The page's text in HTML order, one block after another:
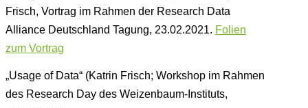
Frisch, Vortrag im Rahmen der Research Data
Alliance Deutschland Tagung, 23.02.2021. Folien
zum Vortrag
„Usage of Data“ (Katrin Frisch; Workshop im Rahmen
des Research Day des Weizenbaum-Instituts,